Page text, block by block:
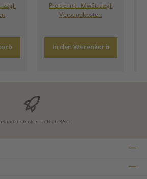
zzgl.
Preise inkl. MwSt. zzgl.
Versandkosten
In den Warenkorb
in D ab 35 €